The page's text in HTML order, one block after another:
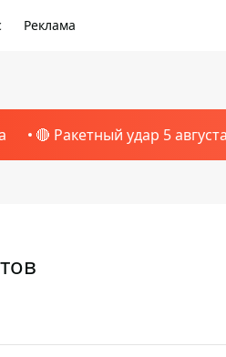
Реклама
🔴 Ракетный удар 5 августа